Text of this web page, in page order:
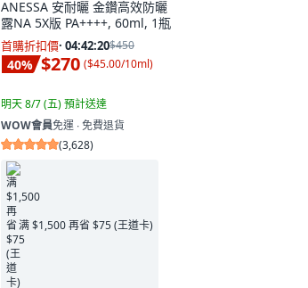
ANESSA 安耐曬 金鑽高效防曬
露NA 5X版 PA++++, 60ml, 1瓶
首購折扣價· 04:42:19$450
40% $270 ($45.00/10ml)
明天 8/7 (五)預計送達
WOW會員免運 ∙ 免費退貨
(3,628)
满 $1,500 再省 $75 (王道卡)